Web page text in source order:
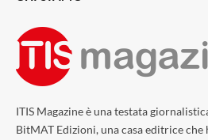
ITIS Magazine è una testata
BitMAT Edizioni, una casa editrice che